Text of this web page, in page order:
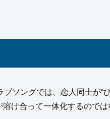
ソングでは、恋人同士が“
け合って一体化するのでは